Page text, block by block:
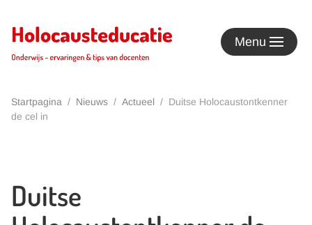
Terug naar hoofdinhoud Menu
Startpagina Nieuws Actueel
Duitse Holocaustontkenner
de cel in
Duitse